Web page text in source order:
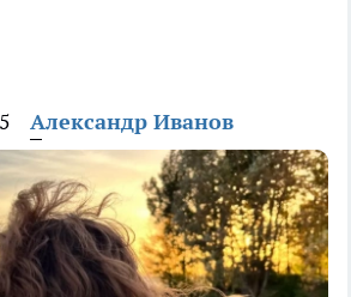
Александр Иванов